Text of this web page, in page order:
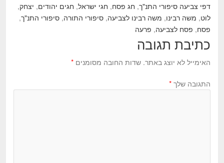
דפי צביעה סיפורי התנ"ך, חג פסח, חגי ישראל, חגים יהודים, יצחק,
לוט, משה רבינו, משה רבינו לצביעה, סיפורי התורה, סיפורי התנ"ך,
פסח, פסח לצביעה, פרעה
כתיבת תגובה
האימייל לא יוצג באתר. שדות החובה מסומנים *
התגובה שלך *